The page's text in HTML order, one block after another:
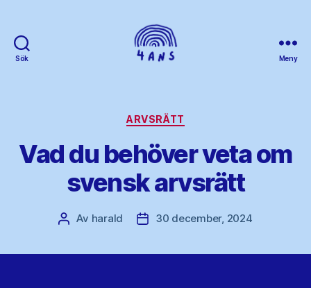
Sök Meny
Kategorier
ARVSRÄTT
Vad du behöver veta om
svensk arvsrätt
Inläggsförfattare
Av harald Inläggsdatum
30 december, 2024